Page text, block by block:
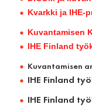
Kvarkki ja IHE-
Kuvantamisen
IHE Finland
Kuvantamisen
IHE Finland
IHE Finland